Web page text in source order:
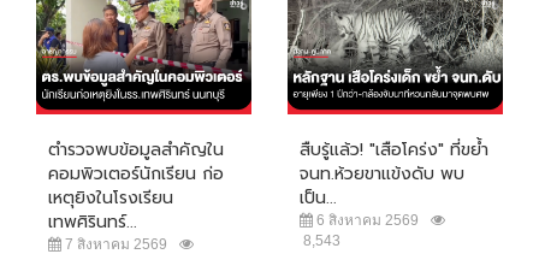
ตำรวจพบข้อมูลสำคัญใน
คอมพิวเตอร์นักเรียน ก่อ
เหตุยิงในโรงเรียน
เทพศิรินทร์...
7 สิงหาคม 2569
สืบรู้แล้ว! "เสือโคร่ง" ที่ขย้ำ
จนท.ห้วยขาแข้งดับ พบ
เป็น...
6 สิงหาคม 2569
8,543